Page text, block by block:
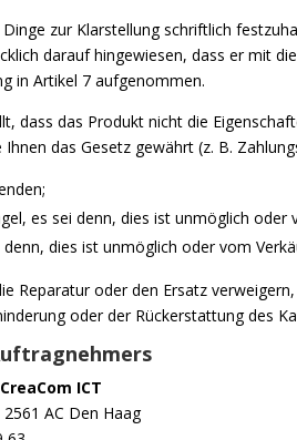
zur Klarstellung schriftlich
darauf hingewiesen, dass er mit
in Artikel 7 aufgenommen.
dass das Produkt nicht die
das Gesetz gewährt (z. B.
es sei denn, dies ist unmöglich oder
denn, dies ist unmöglich oder vom
Reparatur oder den Ersatz
oder der Rückerstattung des
ICT
AC Den Haag